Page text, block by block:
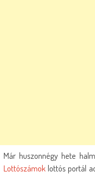
Már huszonnégy hete
Lottószámoklottós portál